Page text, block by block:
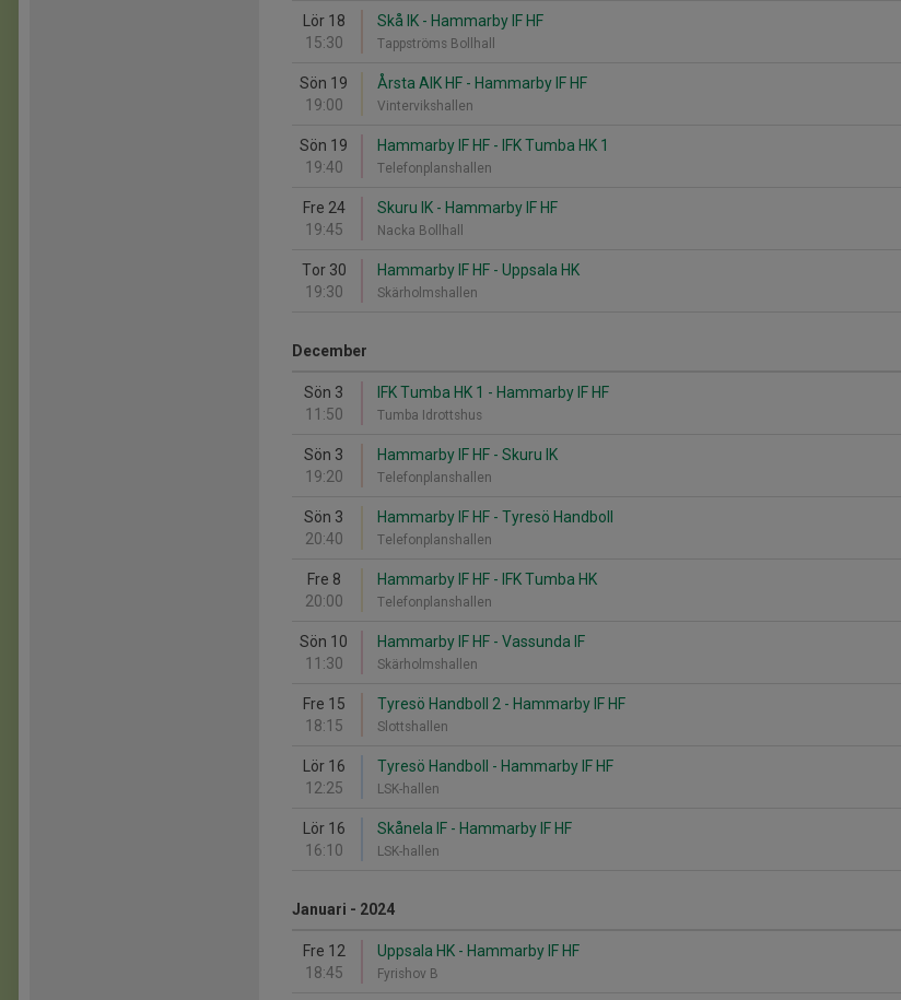
Lör 18
15:30
Skå IK - Hammarby IF HF
Tappströms Bollhall
Sön 19
19:00
Årsta AIK HF - Hammarby IF HF
Vintervikshallen
Sön 19
19:40
Hammarby IF HF - IFK Tumba HK 1
Telefonplanshallen
Fre 24
19:45
Skuru IK - Hammarby IF HF
Nacka Bollhall
Tor 30
19:30
Hammarby IF HF - Uppsala HK
Skärholmshallen
December
Sön 3
11:50
IFK Tumba HK 1 - Hammarby IF HF
Tumba Idrottshus
Sön 3
19:20
Hammarby IF HF - Skuru IK
Telefonplanshallen
Sön 3
20:40
Hammarby IF HF - Tyresö Handboll
Telefonplanshallen
Fre 8
20:00
Hammarby IF HF - IFK Tumba HK
Telefonplanshallen
Sön 10
11:30
Hammarby IF HF - Vassunda IF
Skärholmshallen
Fre 15
18:15
Tyresö Handboll 2 - Hammarby IF HF
Slottshallen
Lör 16
12:25
Tyresö Handboll - Hammarby IF HF
LSK-hallen
Lör 16
16:10
Skånela IF - Hammarby IF HF
LSK-hallen
Januari - 2024
Fre 12
18:45
Uppsala HK - Hammarby IF HF
Fyrishov B